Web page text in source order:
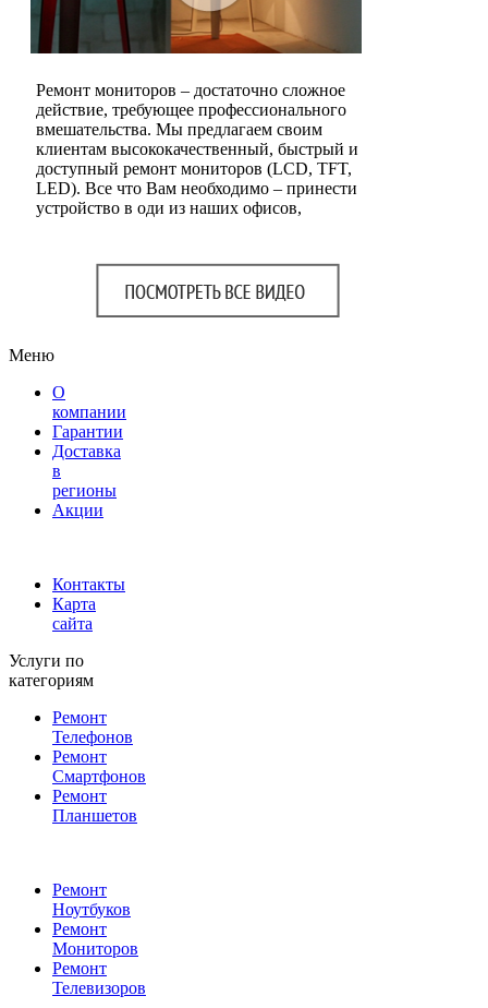
Ремонт мониторов – достаточно сложное
действие, требующее профессионального
вмешательства. Мы предлагаем своим
клиентам высококачественный, быстрый и
доступный ремонт мониторов (LCD, TFT,
LED). Все что Вам необходимо – принести
устройство в оди из наших офисов,
Меню
О
компании
Гарантии
Доставка
в
регионы
Акции
Контакты
Карта
сайта
Услуги по
категориям
Ремонт
Телефонов
Ремонт
Смартфонов
Ремонт
Планшетов
Ремонт
Ноутбуков
Ремонт
Мониторов
Ремонт
Телевизоров